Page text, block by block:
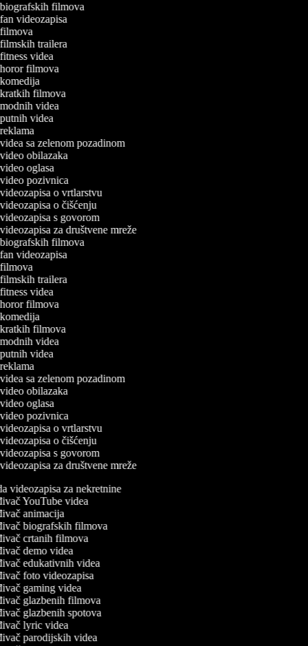
biografskih filmova
fan videozapisa
filmova
filmskih trailera
fitness videa
horor filmova
komedija
kratkih filmova
modnih videa
putnih videa
videa sa zelenom pozadinom
video obilazaka
video oglasa
video pozivnica
videozapisa o vrtlarstvu
videozapisa o čišćenju
videozapisa s govorom
videozapisa za društvene mreže
biografskih filmova
fan videozapisa
filmova
filmskih trailera
fitness videa
horor filmova
komedija
kratkih filmova
modnih videa
putnih videa
videa sa zelenom pozadinom
video obilazaka
video oglasa
video pozivnica
videozapisa o vrtlarstvu
videozapisa o čišćenju
videozapisa s govorom
videozapisa za društvene mreže
videozapisa za nekretnine
YouTube videa
animacija
biografskih filmova
crtanih filmova
demo videa
edukativnih videa
foto videozapisa
gaming videa
glazbenih filmova
glazbenih spotova
lyric videa
parodijskih videa